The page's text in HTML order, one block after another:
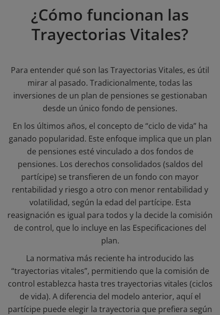
¿Cómo funcionan las
Trayectorias Vitales?
Para entender qué son las Trayectorias Vitales, es útil
mirar al pasado. Tradicionalmente, todas las
inversiones de un plan de pensiones se gestionaban
desde un único fondo de pensiones.
En los últimos años, el concepto de “ciclo de vida” ha
ganado popularidad. Este enfoque implica que un plan
de pensiones esté vinculado a dos fondos de
pensiones. Los derechos consolidados (saldos del
partícipe) se transfieren de un fondo con mayor
rentabilidad y riesgo a otro con menor rentabilidad y
volatilidad, según la edad del partícipe. Esta
reasignación es igual para todos y la decide la comisión
de control, que lo incluye en las Especificaciones del
plan.
La normativa más reciente ha introducido las
“trayectorias vitales”, permitiendo que la comisión de
control establezca hasta tres trayectorias vitales (ciclos
de vida). A diferencia del modelo anterior, aquí el
partícipe puede elegir la trayectoria que prefiera según